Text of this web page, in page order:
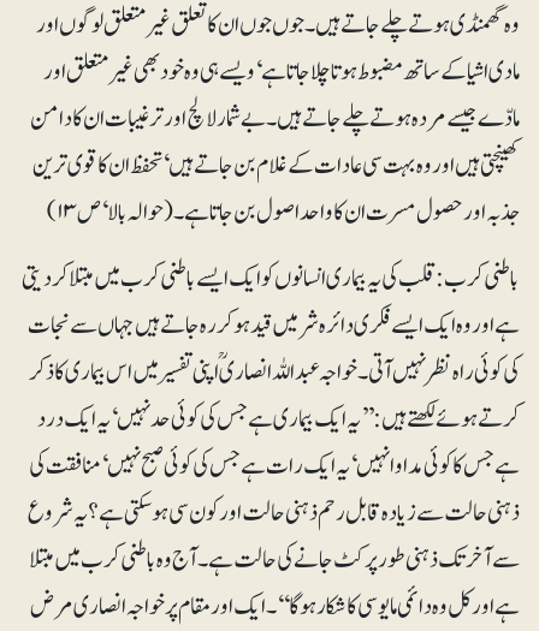
وہ گھمنڈی ہوتے چلے جاتے ہیں۔ جوں جوں ان کا تعلق غیرمتعلق لوگوں اور
مادی اشیا کے ساتھ مضبوط ہوتا چلا جاتا ہے‘و یسے ہی وہ خود بھی غیر متعلق اور
مادّے جیسے مردہ ہوتے چلے جاتے ہیں۔ بے شمار لالچ اور ترغیبات ان کا دامن
کھینچتی ہیں اور وہ بہت سی عادات کے غلام بن جاتے ہیں‘ تحفظ ان کا قوی ترین
جذبہ اور حصول مسرت ان کا واحد اصول بن جاتا ہے۔ (حوالہ بالا‘ ص ۱۳)
باطنی کرب: قلب کی یہ بیماری انسانوں کو ایک ایسے باطنی کرب میں مبتلا کر دیتی
ہے اور وہ ایک ایسے فکری دائرہ شر میں قید ہو کر رہ جاتے ہیں جہاں سے نجات
کی کوئی راہ نظر نہیں آتی۔ خواجہ عبداللہ انصاری ؒ اپنی تفسیر میں اس بیماری کا ذکر
کرتے ہوئے لکھتے ہیں: ’’یہ ایک بیماری ہے جس کی کوئی حد نہیں‘ یہ ایک درد
ہے جس کا کوئی مداوا نہیں‘ یہ ایک رات ہے جس کی کوئی صبح نہیں‘ منافقت کی
ذہنی حالت سے زیادہ قابل رحم ذہنی حالت اور کون سی ہو سکتی ہے؟ یہ شروع
سے آخر تک ذہنی طور پر کٹ جانے کی حالت ہے۔ آج وہ باطنی کرب میں مبتلا
ہے اور کل وہ دائمی مایوسی کا شکار ہوگا‘‘۔ ایک اور مقام پر خواجہ انصاری مرض